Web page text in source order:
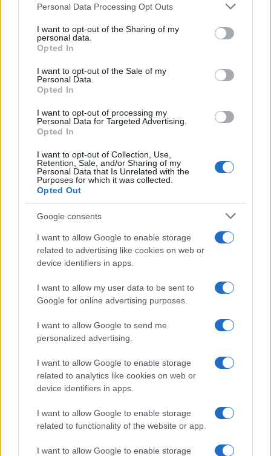
Please note that this website/app uses one or more Google
not limited to your visit or usage behaviour. You may click to
grant or deny consent to Google and its third-party tags to
use your data for below specified purposes in below Google
consent section.
Personal Data Processing Opt Outs
I want to opt-out of the Sharing of my
personal data.
Opted In
I want to opt-out of the Sale of my
Personal Data.
Opted In
I want to opt-out of processing my
Personal Data for Targeted Advertising.
Opted In
I want to opt-out of Collection, Use,
Retention, Sale, and/or Sharing of my
Personal Data that Is Unrelated with the
Purposes for which it was collected.
Opted Out
Google consents
I want to allow Google to enable storage
related to advertising like cookies on web or
device identifiers in apps.
I want to allow my user data to be sent to
Google for online advertising purposes.
I want to allow Google to send me
personalized advertising.
I want to allow Google to enable storage
related to analytics like cookies on web or
device identifiers in apps.
I want to allow Google to enable storage
related to functionality of the website or app.
I want to allow Google to enable storage
Con un poco de creatividad y atención a los
detalles, puedes preparar bocados deliciosos y
visualmente atractivos que sorprenderán a tus
Lucía Fernández
gastronómica española y latinoamericana:
nuevas aperturas, tendencias, perfiles de
chefs y cocina de mercado.